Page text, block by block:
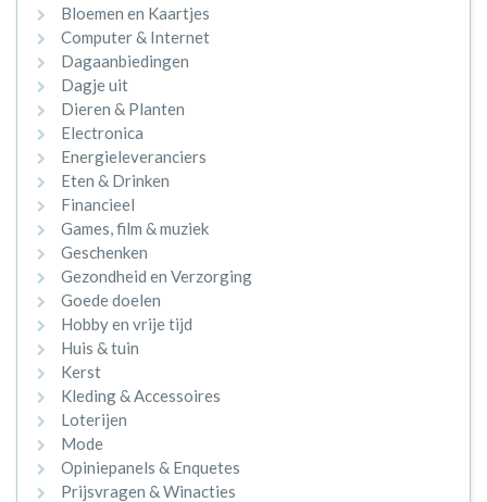
Bloemen en Kaartjes
Computer & Internet
Dagaanbiedingen
Dagje uit
Dieren & Planten
Electronica
Energieleveranciers
Eten & Drinken
Financieel
Games, film & muziek
Geschenken
Gezondheid en Verzorging
Goede doelen
Hobby en vrije tijd
Huis & tuin
Kerst
Kleding & Accessoires
Loterijen
Mode
Opiniepanels & Enquetes
Prijsvragen & Winacties